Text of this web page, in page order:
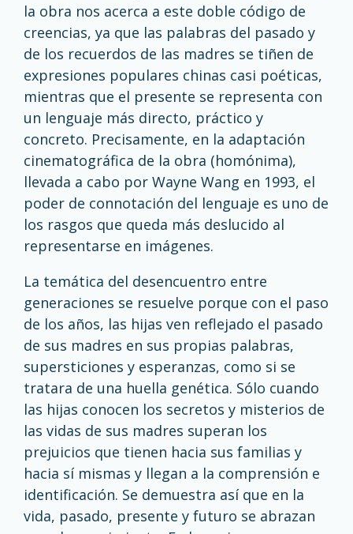
la obra nos acerca a este doble código de
creencias, ya que las palabras del pasado y
de los recuerdos de las madres se tiñen de
expresiones populares chinas casi poéticas,
mientras que el presente se representa con
un lenguaje más directo, práctico y
concreto. Precisamente, en la adaptación
cinematográfica de la obra (homónima),
llevada a cabo por Wayne Wang en 1993, el
poder de connotación del lenguaje es uno de
los rasgos que queda más deslucido al
representarse en imágenes.
La temática del desencuentro entre
generaciones se resuelve porque con el paso
de los años, las hijas ven reflejado el pasado
de sus madres en sus propias palabras,
supersticiones y esperanzas, como si se
tratara de una huella genética. Sólo cuando
las hijas conocen los secretos y misterios de
las vidas de sus madres superan los
prejuicios que tienen hacia sus familias y
hacia sí mismas y llegan a la comprensión e
identificación. Se demuestra así que en la
vida, pasado, presente y futuro se abrazan